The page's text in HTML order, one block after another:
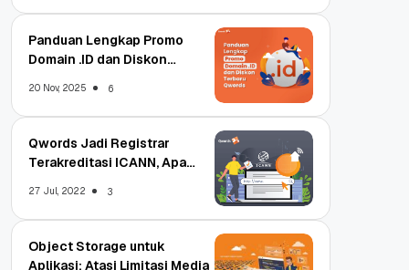
Panduan Lengkap Promo
Domain .ID dan Diskon
20 Nov, 2025 6
Qwords Jadi Registrar
Terakreditasi ICANN, Apa
27 Jul, 2022 3
Object Storage untuk
Aplikasi: Atasi Limitasi Media